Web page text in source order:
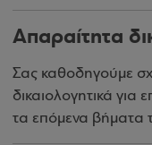
Απαραίτητα
Σας καθοδηγούμε
δικαιολογητικά για
τα επόμενα βήματα